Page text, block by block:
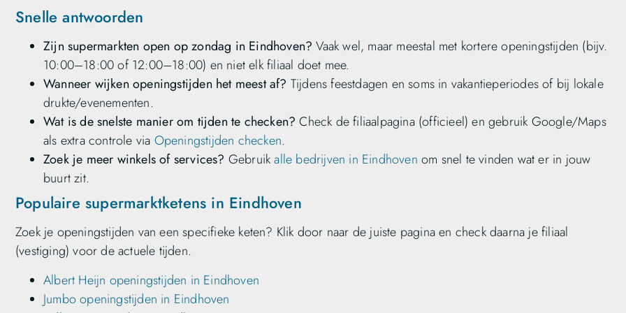
Snelle antwoorden
Zijn supermarkten open op zondag in Eindhoven? Vaak wel, maar meestal met kortere openingstijden (bijv.
10:00–18:00 of 12:00–18:00) en niet elk filiaal doet mee.
Wanneer wijken openingstijden het meest af? Tijdens feestdagen en soms in vakantieperiodes of bij lokale
drukte/evenementen.
Wat is de snelste manier om tijden te checken? Check de filiaalpagina (officieel) en gebruik Google/Maps
als extra controle via Openingstijden checken.
Zoek je meer winkels of services? Gebruikalle bedrijven in Eindhoven om snel te vinden wat er in jouw
buurt zit.
Populaire supermarktketens in Eindhoven
Zoek je openingstijden van een specifieke keten? Klik door naar de juiste pagina en check daarna je filiaal
(vestiging) voor de actuele tijden.
Albert Heijn openingstijden in Eindhoven
Jumbo openingstijden in Eindhoven